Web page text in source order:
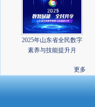
2025年山东省全民数字
素养与技能提升月
更多